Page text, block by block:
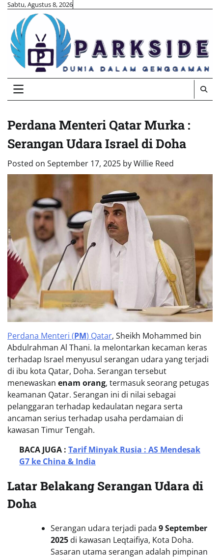
Skip
content
Sabtu, Agustus 8, 2026
Perdana Menteri Qatar Murka :
Serangan Udara Israel di Doha
Posted on September 17, 2025 byWillie Reed
Perdana Menteri (PM) Qatar, Sheikh Mohammed bin
Abdulrahman Al Thani. Ia melontarkan kecaman keras
terhadap Israel menyusul serangan udara yang terjadi
di ibu kota Qatar, Doha. Serangan tersebut
menewaskan enam orang, termasuk seorang petugas
keamanan Qatar. Serangan ini di nilai sebagai
pelanggaran terhadap kedaulatan negara serta
ancaman serius terhadap usaha perdamaian di
kawasan Timur Tengah.
BACA JUGA : Tarif Minyak Rusia : AS Mendesak
G7 ke China & India
Latar Belakang Serangan Udara di
Doha
Serangan udara terjadi pada 9 September
2025 di kawasan Leqtaifiya, Kota Doha.
Sasaran utama serangan adalah pimpinan